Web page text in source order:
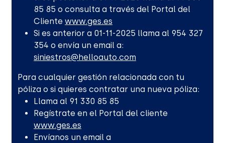
85 85 o consulta a través del Portal del
Cliente www.ges.es
Si es anterior a 01-11-2025 llama al 954 327
354 o envía un email a:
siniestros@helloauto.com
Para cualquier gestión relacionada con tu
póliza o si quieres contratar una nueva póliza:
Llama al 91 330 85 85
Regístrate en el Portal del cliente
www.ges.es
Envíanos un email a